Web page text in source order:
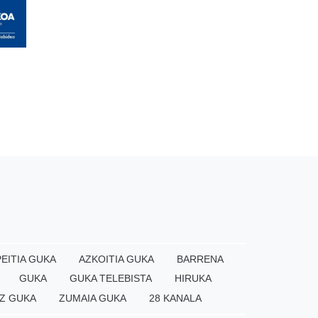
GUKA AZKOITIA GUKA
BARRENA
GUKA
GUKA TELEBISTA
HIRUKA
GUKA
ZUMAIA GUKA 28 KANALA